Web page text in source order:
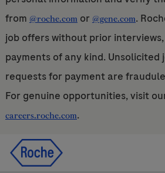
from @roche.comor @gene.com.
job offers without prior
payments of any kind. Unsolicited
requests for payment are
For genuine opportunities, visit
careers.roche.com.